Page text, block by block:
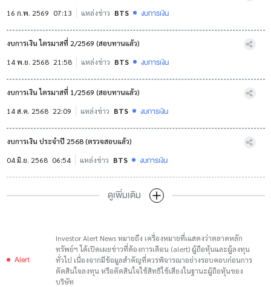
16 ก.พ. 2569 07:13 แหล่งข่าว BTS งบการเงิน
งบการเงิน ไตรมาสที่ 2/2569 (สอบทานแล้ว)
14 พ.ย. 2568 21:58 แหล่งข่าว BTS งบการเงิน
งบการเงิน ไตรมาสที่ 1/2569 (สอบทานแล้ว)
14 ส.ค. 2568 22:09 แหล่งข่าว BTS งบการเงิน
งบการเงิน ประจำปี 2568 (ตรวจสอบแล้ว)
04 มิ.ย. 2568 06:54 แหล่งข่าว BTS งบการเงิน
ดูเพิ่มเติม
Alert
Investor Alert News หมายถึง เครื่องหมายที่เแสดงว่าตลาดหลัก
ทรัพย์ฯ ได้เปิดเผยข่าวที่ต้องการเตือน (alert) ผู้ถือหุ้นและผู้ลงทุน
ทั่วไป เนื่องจากมีข้อมูลสำคัญที่ควรพิจารณาอย่างรอบคอบก่อนการ
ตัดสินใจลงทุน หรือตัดสินใจใช้สิทธิใช้เสียงในฐานะผู้ถือหุ้นของ
บริษัท